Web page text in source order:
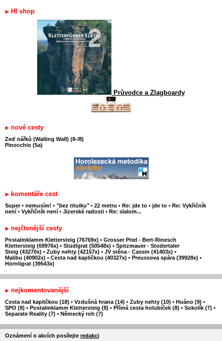
HI shop
Průvodce a Zlagboardy
nové cesty
Zeď nářků (Walling Wall) (8-/8)
Pinocchio (5a)
komentáře cest
Super • nemusím! • "bez titulku" • 22 metru • Re: jde to • jde to • Re: Vykřičník
není • Vykřičník není • Jizerské radosti • Re: slalom...
nejčtenější cesty
Postalmklamm Klettersteig (76769x) • Grosser Priel - Bert-Rinesch
Klettersteig (69976x) • Stüdlgrat (50548x) • Spitzmauer - Stodertaler
Steig (43270x) • Zuby nehty (42157x) • JV stěna - Cassin (41403x) •
Malibu (40902x) • Cesta nad kapličkou (40327x) • Preussova spára (39928x) •
Hörnligrat (39543x)
nejkomentovanější
Cesta nad kapličkou (18) • Vzdušná hrana (14) • Zuby nehty (10) • Huáno (9) •
SPO (8) • Postalmklamm Klettersteig (8) • Přímá cesta holubiček (8) • Sokolík (7) •
Separate Reality (7) • Německý roh (7)
Oznámení o akcích posílejte redakci